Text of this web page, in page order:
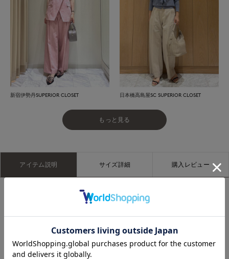
新宿伊勢丹SUPERIOR CLOSET 日本橋高島屋SC SUPERIOR CLOSET
もっと見る
アイテム説明 サイズ詳細 購入レビュー
フロントに施したタックと長めの着丈、ワイドシルエットで存
在感たっぷりの一着。ストレッチ性のある素材で着やすさも抜
群。すっきりとしたハイウエストのデザインもポイントで、ト
ップスをタックインすれば女性らしいメリハリのある着こなし
が決まります。サイドの縫い目を無くし女性らしいシルエット